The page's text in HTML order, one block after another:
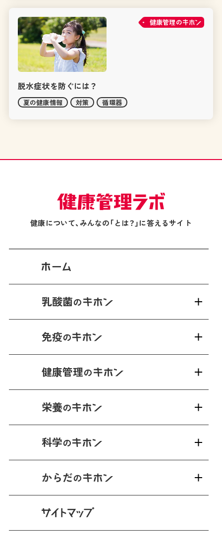
健康管理の
脱水症状を防ぐには？
夏の健康情報 対策 循環器
健康について、みんなの「とは？」に答えるサイト
乳酸菌の
免疫の
健康管理の
栄養の
科学の
からだの